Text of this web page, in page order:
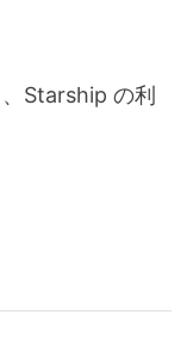
Starship の利